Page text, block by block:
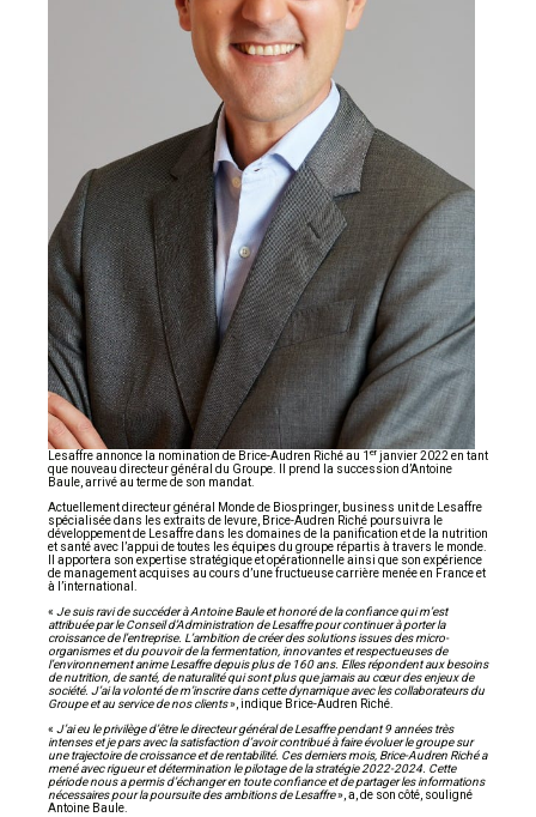
Lesaffre annonce la nomination de Brice-Audren Riché au 1 er janvier 2022 en tant
que nouveau directeur général du Groupe. Il prend la succession d’Antoine
Baule, arrivé au terme de son mandat.
Actuellement directeur général Monde de Biospringer, business unit de Lesaffre
spécialisée dans les extraits de levure, Brice-Audren Riché poursuivra le
développement de Lesaffre dans les domaines de la panification et de la nutrition
et santé avec l’appui de toutes les équipes du groupe répartis à travers le monde.
Il apportera son expertise stratégique et opérationnelle ainsi que son expérience
de management acquises au cours d’une fructueuse carrière menée en France et
à l’international.
« Je suis ravi de succéder à Antoine Baule et honoré de la confiance qui m’est
attribuée par le Conseil d’Administration de Lesaffre pour continuer à porter la
croissance de l’entreprise. L’ambition de créer des solutions issues des micro-
organismes et du pouvoir de la fermentation, innovantes et respectueuses de
l’environnement anime Lesaffre depuis plus de 160 ans. Elles répondent aux besoins
de nutrition, de santé, de naturalité qui sont plus que jamais au cœur des enjeux de
société. J’ai la volonté de m’inscrire dans cette dynamique avec les collaborateurs du
Groupe et au service de nos clients», indique Brice-Audren Riché.
« J’ai eu le privilège d’être le directeur général de Lesaffre pendant 9 années très
intenses et je pars avec la satisfaction d’avoir contribué à faire évoluer le groupe sur
une trajectoire de croissance et de rentabilité. Ces derniers mois, Brice-Audren Riché a
mené avec rigueur et détermination le pilotage de la stratégie 2022-2024. Cette
période nous a permis d’échanger en toute confiance et de partager les informations
nécessaires pour la poursuite des ambitions de Lesaffre», a, de son côté, souligné
Antoine Baule.